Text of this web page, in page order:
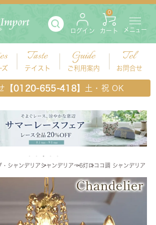
ログイン カート
0
メニュー
ズ
Taste
テイスト
Guide
ご利用案内
Tel
お問合せ
【0120-655-418】 土・祝 OK
・シャンデリアシャンデリア～6灯ロココ調 シャンデリア 5